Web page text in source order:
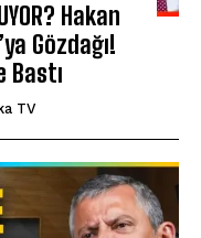
Hakan
Gözdağı!
Bastı
TV